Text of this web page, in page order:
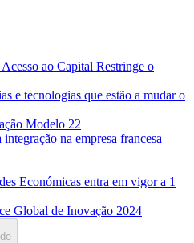
ao Capital Restringe o
e tecnologias que estão a mudar o
Modelo 22
na empresa francesa
Económicas entra em vigor a 1
Global de Inovação 2024